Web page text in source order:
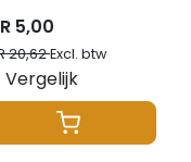
- SUPER
5,00
20,62Excl. btw
Vergelijk